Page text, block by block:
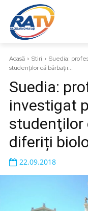
Acasă Stiri
Suedia:
studenţilor că bărbaţii...
Suedia:
investigat
studenţilor
diferiți
22.09.2018